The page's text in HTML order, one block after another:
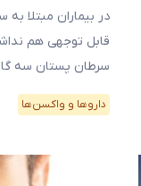
در بیماران مبتلا
قابل توجهی هم
سرطان پستان سه
دارو‌ها و واکسن‌ها